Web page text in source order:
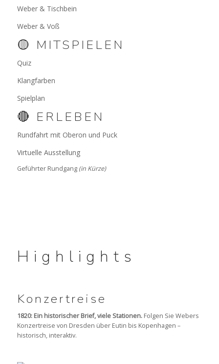
Weber & Tischbein
Weber & Voß
🟡 MITSPIELEN
Quiz
Klangfarben
Spielplan
🔴 ERLEBEN
Rundfahrt mit Oberon und Puck
Virtuelle Ausstellung
Geführter Rundgang (in Kürze)
Highlights
Konzertreise
1820: Ein historischer Brief, viele Stationen. Folgen Sie Webers
Konzertreise von Dresden über Eutin bis Kopenhagen –
historisch, interaktiv.